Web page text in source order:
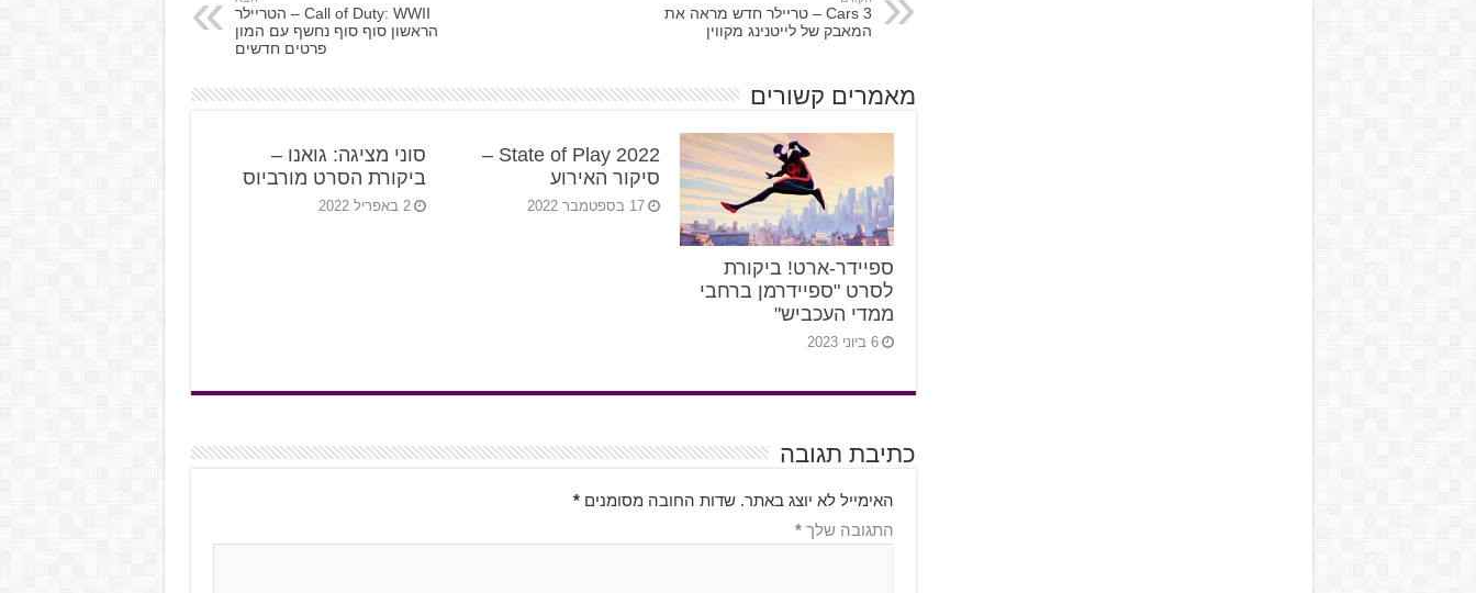
Cars 3 – טריילר חדש מראה את
המאבק של לייטנינג מקווין
Call of Duty: WWII – הטריילר
הראשון סוף סוף נחשף עם המון
פרטים חדשים
מאמרים קשורים
ספיידר-ארט! ביקורת
לסרט "ספיידרמן ברחבי
ממדי העכביש"
6 ביוני 2023
State of Play 2022 –
סיקור האירוע
17 בספטמבר 2022
סוני מציגה: גואנו –
ביקורת הסרט מורביוס
2 באפריל 2022
כתיבת תגובה
האימייל לא יוצג באתר. שדות החובה מסומנים*
התגובה שלך*